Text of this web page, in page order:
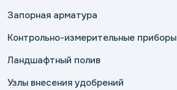
Запорная арматура
Контрольно-измерительные приборы
Ландшафтный полив
Узлы внесения удобрений